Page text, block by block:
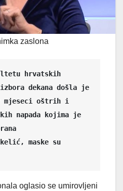
zaslona
hrvatskih
dekana došla je
mjeseci oštrih i
napada kojima je
maske su
oglasio se umirovljeni